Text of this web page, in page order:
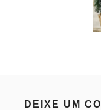
DEIXE UM